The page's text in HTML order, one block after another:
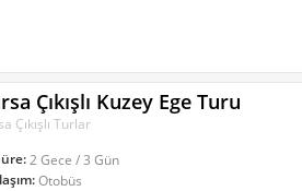
Çıkışlı Kuzey Ege Turu
Çıkışlı Turlar
2 Gece / 3 Gün
Otobüs